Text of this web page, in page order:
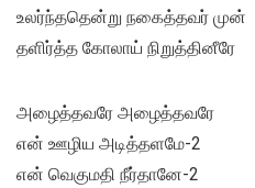
உலர்ந்ததென்று நகைத்தவர் முன்
தளிர்த்த கோலாய் நிறுத்தினீரே
அழைத்தவரே அழைத்தவரே
என் ஊழிய அடித்தளமே-2
என் வெகுமதி நீர்தானே-2